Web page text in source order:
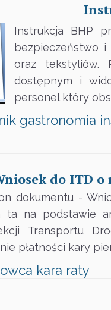
Instrukcja BHP
bezpieczeństwo
oraz tekstyliów.
dostępnym i
personel który
gastronomia
do ITD
dokumentu -
ta na podstawie
Transportu
płatności kary
kara raty